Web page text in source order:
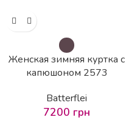
Женская зимняя куртка с
капюшоном 2573
Batterflei
7200 грн